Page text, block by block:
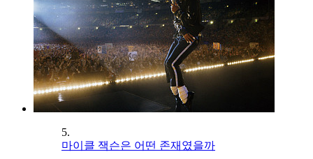
5.
마이클 잭슨은 어떤 존재였을까